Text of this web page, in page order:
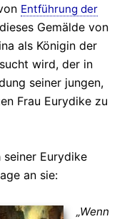
Entführung der
Gemälde von
als Königin der
wird, der in
seiner jungen,
Frau Eurydike zu
seiner Eurydike
an sie:
„Wenn